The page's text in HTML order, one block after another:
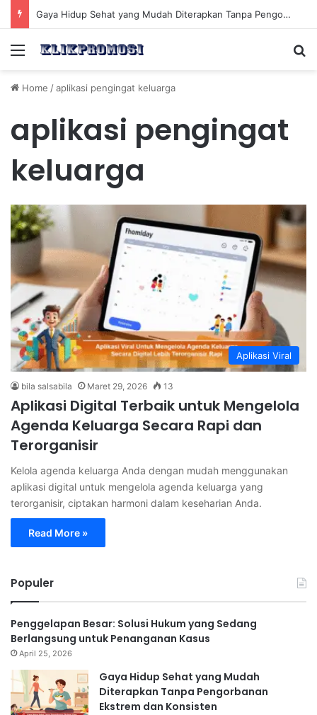
Gaya Hidup Sehat yang Mudah Diterapkan Tanpa Pengorbanan Ekstrem dan Konsisten
Menu
Home /aplikasi pengingat keluarga
aplikasi pengingat
keluarga
Aplikasi Viral
bila salsabila Maret 29, 2026 13
Aplikasi Digital Terbaik untuk Mengelola
Agenda Keluarga Secara Rapi dan
Terorganisir
Kelola agenda keluarga Anda dengan mudah menggunakan
aplikasi digital untuk mengelola agenda keluarga yang
terorganisir, ciptakan harmoni dalam keseharian Anda.
Read More »
Populer
Penggelapan Besar: Solusi Hukum yang Sedang
Berlangsung untuk Penanganan Kasus
April 25, 2026
Gaya Hidup Sehat yang Mudah
Diterapkan Tanpa Pengorbanan
Ekstrem dan Konsisten